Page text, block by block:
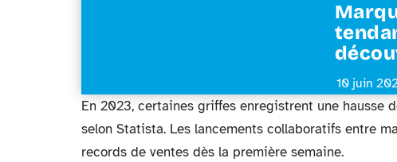
10 juin
En 2023, certaines griffes enregistrent une hausse
selon Statista. Les lancements collaboratifs entre
records de ventes dès la première semaine.